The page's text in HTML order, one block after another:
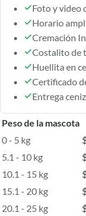
Foto y video
Horario
Cremación
Costalito de
Huellita en
Certificado
Entrega
Peso de la mascota
0 - 5 kg
5.1 - 10 kg
10.1 - 15 kg
15.1 - 20 kg
20.1 - 25 kg